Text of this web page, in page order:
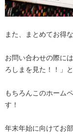
また、まとめてお得
お問い合わせの際に
ろしまを見た！！」
もちろんこのホーム
す！
年末年始に向けてお